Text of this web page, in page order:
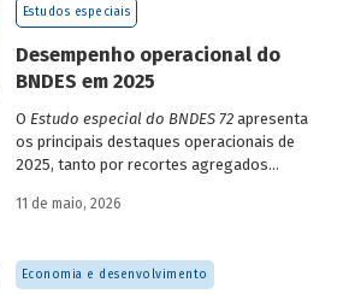
Estudos especiais
Desempenho operacional do
BNDES em 2025
O Estudo especial do BNDES 72 apresenta
os principais destaques operacionais de
2025, tanto por recortes agregados
específicas do Banco.
11 de maio, 2026
Economia e desenvolvimento